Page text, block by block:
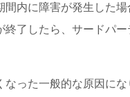
内に障害が発生した
了したら、サードパ
った一般的な原因にな